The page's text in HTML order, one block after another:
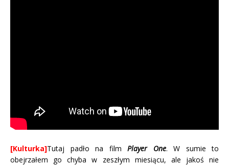
[Kulturka]Tutaj padło na film Player One. W sumie to
obejrzałem go chyba w zeszłym miesiącu, ale jakoś nie